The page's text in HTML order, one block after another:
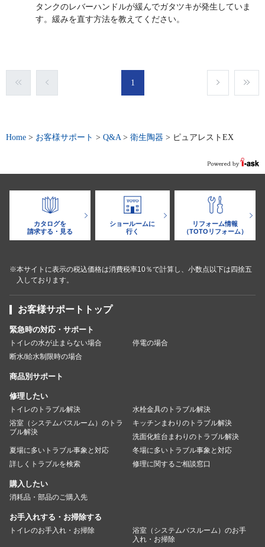
タンクのレバーハンドルが緩んでガタツキが発生していま
す。緩みを直す方法を教えてください。
1
Home > お客様サポート > Q&A> 衛生陶器 > ピュアレストEX
カタログを
請求する・見る
ショールームに
行く
リフォーム情報
（TOTOリフォーム）
※本サイトに表示の税込価格は消費税率10％で計算し、小数点以下は四捨五
入しております。
お客様サポートトップ
緊急時の対応・サポート
トイレの水が止まらない場合
停電の場合
断水/給水制限時の場合
商品別サポート
修理したい
トイレのトラブル解決
水栓金具のトラブル解決
浴室（システムバスルーム）のトラ
ブル解決
キッチンまわりのトラブル解決
洗面化粧台まわりのトラブル解決
夏場に多いトラブル事象と対応
冬場に多いトラブル事象と対応
詳しくトラブルを検索
修理に関するご相談窓口
購入したい
消耗品・部品のご購入先
お手入れする・お掃除する
トイレのお手入れ・お掃除
浴室（システムバスルーム）のお手
入れ・お掃除